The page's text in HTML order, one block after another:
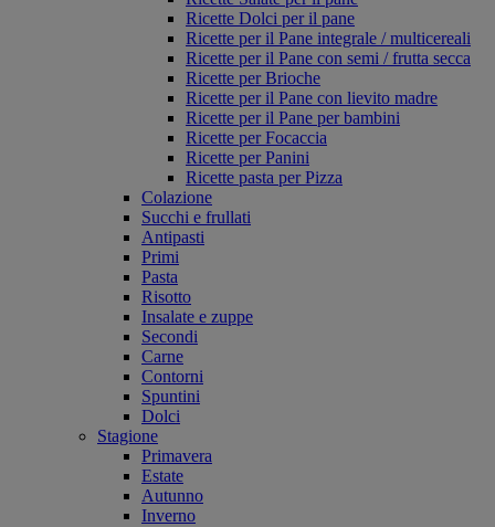
Ricette Dolci per il pane
Ricette per il Pane integrale / multicereali
Ricette per il Pane con semi / frutta secca
Ricette per Brioche
Ricette per il Pane con lievito madre
Ricette per il Pane per bambini
Ricette per Focaccia
Ricette per Panini
Ricette pasta per Pizza
Colazione
Succhi e frullati
Antipasti
Primi
Pasta
Risotto
Insalate e zuppe
Secondi
Carne
Contorni
Spuntini
Dolci
Stagione
Primavera
Estate
Autunno
Inverno